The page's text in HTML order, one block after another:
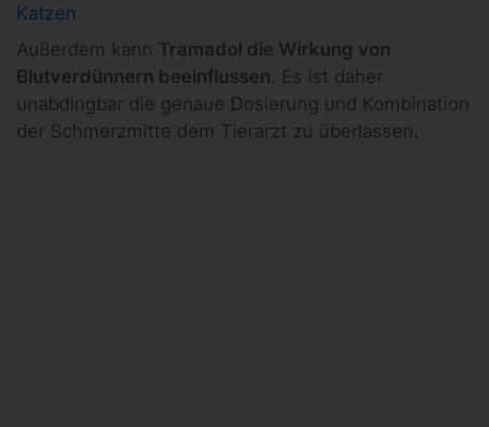
Katzen
Außerdem kann Tramadol die Wirkung von
Blutverdünnern beeinflussen. Es ist daher
unabdingbar die genaue Dosierung und Kombination
der Schmerzmitte dem Tierarzt zu überlassen.